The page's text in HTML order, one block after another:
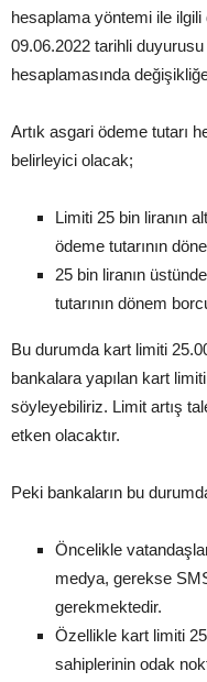
hesaplama yöntemi ile ilgili
09.06.2022 tarihli
hesaplamasında
Artık asgari ödeme tutarı
belirleyici olacak;
Limiti 25 bin liranın
ödeme tutarının
25 bin liranın
tutarının dönem
Bu durumda kart limiti
bankalara yapılan kart
söyleyebiliriz. Limit artış
etken olacaktır.
Peki bankaların bu
Öncelikle
medya, gerekse
gerekmektedir.
Özellikle kart limiti
sahiplerinin odak